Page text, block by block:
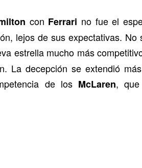
con Ferrari no fue el
lejos de sus expectativas.
estrella mucho más
La decepción se extendió
de los McLaren,